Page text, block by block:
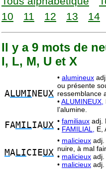
10
11 12 13 14
Il y a 9 mots de
I, L, M, U et X
ALUMI NEUX
• alumineux
ou présente
ressemblance
•ALUMINEUX,
l’alumine.
FAMILIAUX • familiaux adj.
• FAMILIAL, E,
MALICIEUX
• malicieux adj.
nuire, à mal
• malicieux adj.
• malicieux adj.